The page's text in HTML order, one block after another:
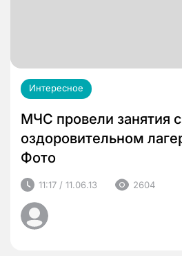
Интересное
МЧС провели занятия
оздоровительном
Фото
11:17 / 11.06.13 2604